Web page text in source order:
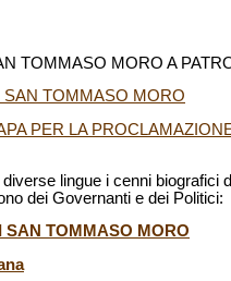
TOMMASO MORO A
TOMMASO MORO
PER LA
lingue i cenni biografici
dei Governanti e dei Politici:
SAN TOMMASO MORO